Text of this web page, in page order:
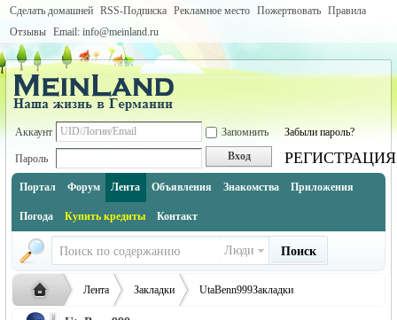
Сделать домашней RSS-Подписка Рекламное место Пожертвовать Правила
Отзывы Email: info@meinland.ru
Аккаунт Запомнить Забыли пароль?
Пароль Вход РЕГИСТРАЦИЯ
Портал Форум Лента Объявления Знакомства Приложения
Погода Купить кредиты Контакт
Люди Поиск
Лента Закладки UtaBenn999Закладки